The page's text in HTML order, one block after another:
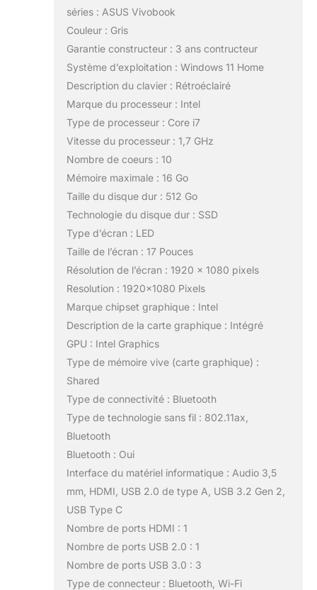
séries : ASUS Vivobook
Couleur : Gris
Garantie constructeur : 3 ans contructeur
Système d’exploitation : Windows 11 Home
Description du clavier : Rétroéclairé
Marque du processeur : Intel
Type de processeur : Core i7
Vitesse du processeur : 1,7 GHz
Nombre de coeurs : 10
Mémoire maximale : 16 Go
Taille du disque dur : 512 Go
Technologie du disque dur : SSD
Type d’écran : LED
Taille de l’écran : 17 Pouces
Résolution de l’écran : 1920 x 1080 pixels
Resolution : 1920×1080 Pixels
Marque chipset graphique : Intel
Description de la carte graphique : Intégré
GPU : Intel Graphics
Type de mémoire vive (carte graphique) :
Shared
Type de connectivité : Bluetooth
Type de technologie sans fil : 802.11ax,
Bluetooth
Bluetooth : Oui
Interface du matériel informatique : Audio 3,5
mm, HDMI, USB 2.0 de type A, USB 3.2 Gen 2,
USB Type C
Nombre de ports HDMI : 1
Nombre de ports USB 2.0 : 1
Nombre de ports USB 3.0 : 3
Type de connecteur : Bluetooth, Wi-Fi